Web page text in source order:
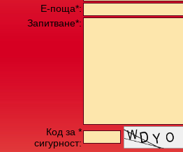
Е-поща*:
Запитване*:
Код за *
сигурност: